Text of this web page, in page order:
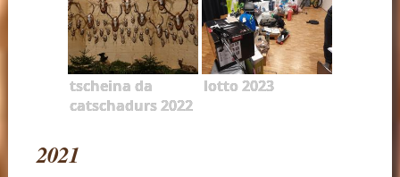
tscheina da
catschadurs 2022
lotto 2023
2021